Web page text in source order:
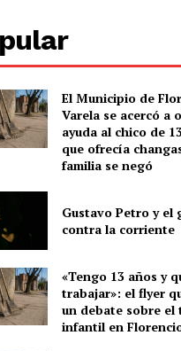
El Municipio de
Varela se acercó a
ayuda al chico de
que ofrecía
familia se negó
Gustavo Petro y el
contra la corriente
«Tengo 13 años y
trabajar»: el flyer
un debate sobre el
infantil en